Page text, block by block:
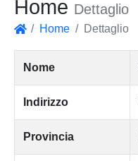
Home Dettaglio
Home Dettaglio
Nome
Indirizzo
Provincia